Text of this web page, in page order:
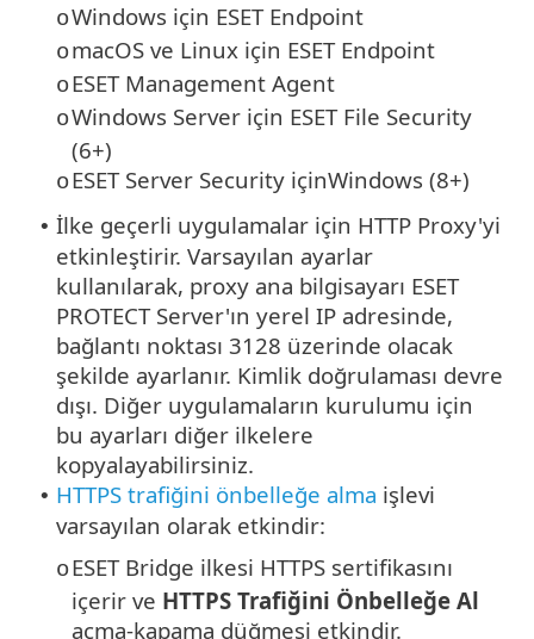
oWindows için ESET Endpoint
omacOS ve Linux için ESET Endpoint
oESET Management Agent
oWindows Server için ESET File Security
(6+)
oESET Server Security içinWindows (8+)
• İlke geçerli uygulamalar için HTTP Proxy'yi
etkinleştirir. Varsayılan ayarlar
kullanılarak, proxy ana bilgisayarı ESET
PROTECT Server'ın yerel IP adresinde,
bağlantı noktası 3128 üzerinde olacak
şekilde ayarlanır. Kimlik doğrulaması devre
dışı. Diğer uygulamaların kurulumu için
bu ayarları diğer ilkelere
kopyalayabilirsiniz.
• HTTPS trafiğini önbelleğe alma işlevi
varsayılan olarak etkindir:
oESET Bridge ilkesi HTTPS sertifikasını
içerir ve HTTPS Trafiğini Önbelleğe Al
açma-kapama düğmesi etkindir.